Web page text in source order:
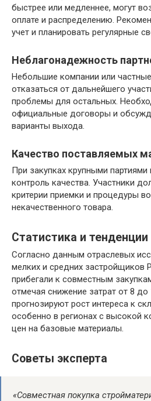
быстрее или медленнее, могут
оплате и распределению.
учет и планировать регулярные
Неблагонадежность
Небольшие компании или
отказаться от дальнейшего
проблемы для остальных.
официальные договоры и
варианты выхода.
Качество поставляемых
При закупках крупными
контроль качества. Участники
критерии приемки и процедуры
некачественного товара.
Статистика и тенденции
Согласно данным отраслевых
мелких и средних застройщиков
прибегали к совместным
отмечая снижение затрат от 8 до
прогнозируют рост интереса к
особенно в регионах с высокой
цен на базовые материалы.
Советы эксперта
«Совместная покупка